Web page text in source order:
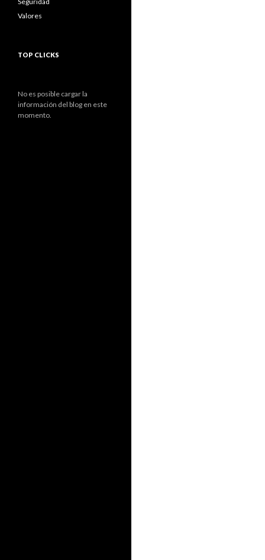
Valores
TOP CLICKS
No es posible cargar la
información del blog en este
momento.